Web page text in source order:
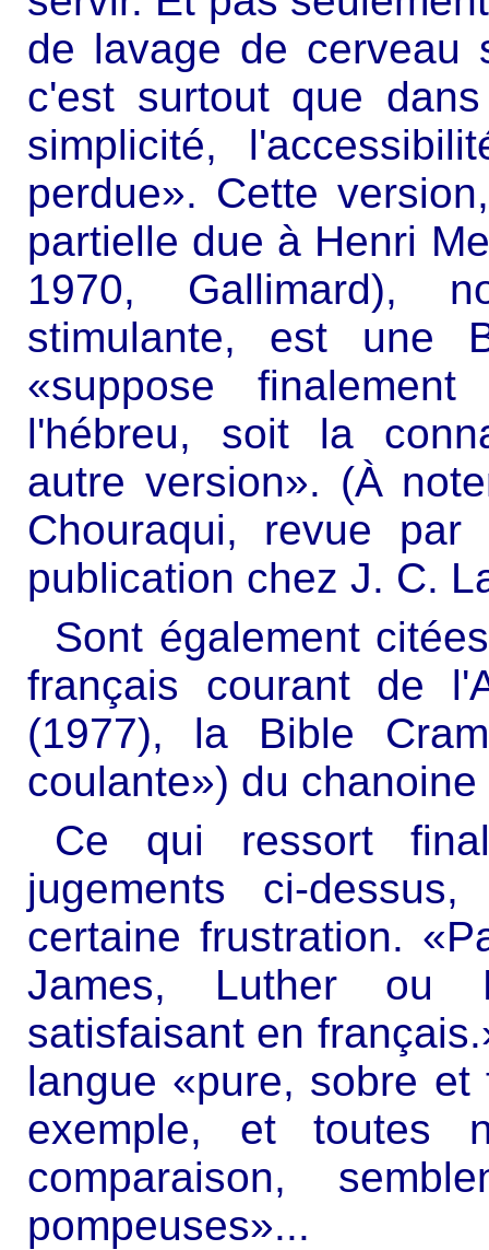
de lavage de cerveau
c'est surtout que
simplicité,
perdue». Cette
partielle due à Henri
1970, Gallimard),
stimulante, est une
«suppose
l'hébreu, soit la
autre version». (À
Chouraqui, revue
publication chez J. C.
Sont également
français courant de
(1977), la Bible
coulante») du
Ce qui ressort
jugements ci-
certaine frustration.
James, Luther ou
satisfaisant en
langue «pure, sobre
exemple, et toutes
comparaison,
pompeuses»...